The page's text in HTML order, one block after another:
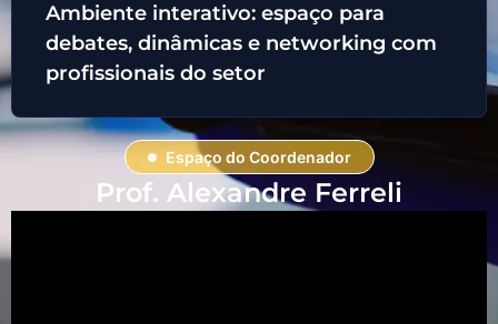
Ambiente interativo: espaço para
debates, dinâmicas e networking com
profissionais do setor
Espaço do Coordenador
Prof. Alexandre Ferreli